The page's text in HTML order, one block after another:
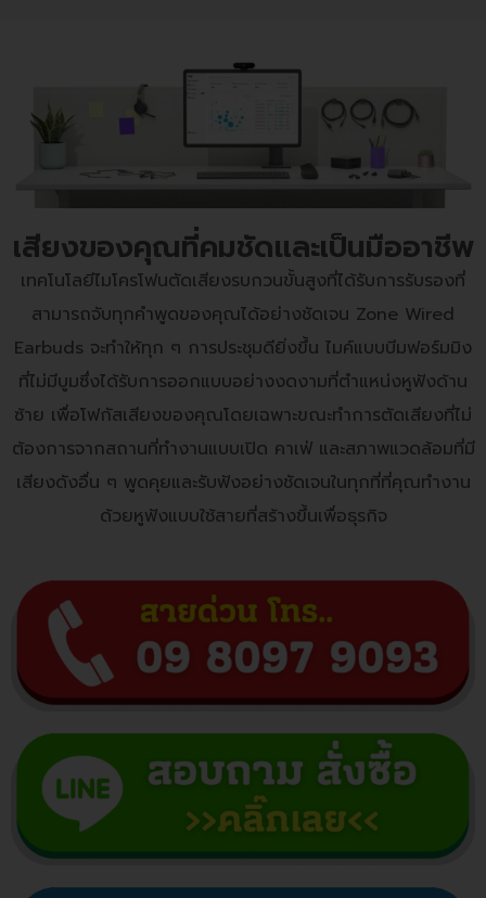
เสียงของคุณที่คมชัดและเป็นมืออาชีพ
เทคโนโลยีไมโครโฟนตัดเสียงรบกวนขั้นสูงที่ได้รับการรับรองที่
สามารถจับทุกคำพูดของคุณได้อย่างชัดเจน Zone Wired
Earbuds จะทำให้ทุก ๆ การประชุมดียิ่งขึ้น ไมค์แบบบีมฟอร์มมิง
ที่ไม่มีบูมซึ่งได้รับการออกแบบอย่างงดงามที่ตำแหน่งหูฟังด้าน
ซ้าย เพื่อโฟกัสเสียงของคุณโดยเฉพาะขณะทำการตัดเสียงที่ไม่
ต้องการจากสถานที่ทำงานแบบเปิด คาเฟ่ และสภาพแวดล้อมที่มี
เสียงดังอื่น ๆ พูดคุยและรับฟังอย่างชัดเจนในทุกที่ที่คุณทำงาน
ด้วยหูฟังแบบใช้สายที่สร้างขึ้นเพื่อธุรกิจ